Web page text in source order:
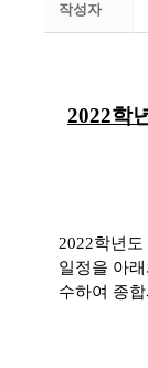
작성자
2022학
2022학년도
일정을 아
수하여 종